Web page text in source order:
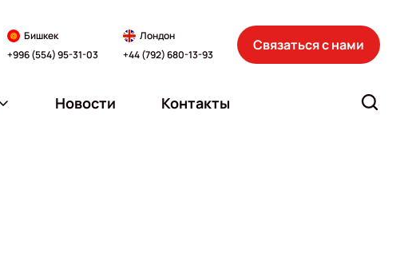
Бишкек
+996 (554) 95-31-03
Лондон
+44 (792) 680-13-93
Связаться с нами
Новости Контакты